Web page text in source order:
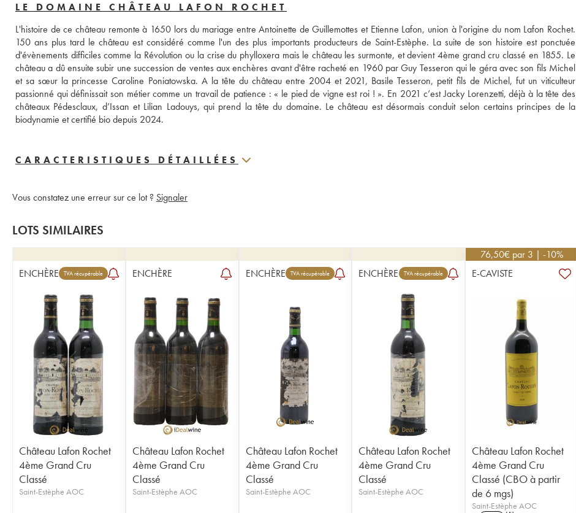
LE DOMAINE CHÂTEAU LAFON ROCHET
L'histoire de ce château remonte à 1650 lors du mariage entre Antoinette de Guillemottes et Etienne Lafon, union à l'origine du nom Lafon Rochet.
150 ans plus tard le château est considéré comme l'un des plus importants producteurs de Saint-Estèphe. La suite de son histoire est ponctuée
d'évènements difficiles comme la Révolution ou la crise du phylloxera mais le château les surmonte, et devient 4ème grand cru classé en 1855. Le
château a dû ensuite subir une succession de ventes aux enchères avant d'être racheté en 1960 par Guy Tesseron qui le géra avec son fils Michel
et sa sœur la princesse Caroline Poniatowska. A la tête du château entre 2004 et 2021, Basile Tesseron, petit fils de Michel, fut un viticulteur
passionné qui définissait son métier comme un travail de patience : « le pied de vigne est roi ! ». En 2021 c’est Jacky Lorenzetti, déjà à la tête des
châteaux Pédesclaux, d’Issan et Lilian Ladouys, qui prend la tête du domaine. Le château est désormais conduit selon certains principes de la
biodynamie et certifié bio depuis 2024.
CARACTERISTIQUES DÉTAILLÉES
Vous constatez une erreur sur ce lot ? Signaler
LOTS SIMILAIRES
ENCHÈRE TVA récupérable
Château Lafon Rochet
4ème Grand Cru
Classé
Saint-Estèphe AOC
ENCHÈRE
Château Lafon Rochet
4ème Grand Cru
Classé
Saint-Estèphe AOC
ENCHÈRE TVA récupérable
Château Lafon Rochet
4ème Grand Cru
Classé
Saint-Estèphe AOC
ENCHÈRE TVA récupérable
Château Lafon Rochet
4ème Grand Cru
Classé
Saint-Estèphe AOC
76,50€ par 3 | -10%
E-CAVISTE
Château Lafon Rochet
4ème Grand Cru
Classé (CBO à partir
de 6 mgs)
Saint-Estèphe AOC